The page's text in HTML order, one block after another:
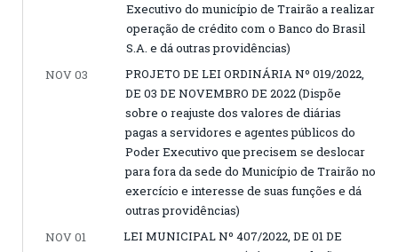
Executivo do município de Trairão a realizar
operação de crédito com o Banco do Brasil
S.A. e dá outras providências)
NOV 03
PROJETO DE LEI ORDINÁRIA Nº 019/2022,
DE 03 DE NOVEMBRO DE 2022 (Dispõe
sobre o reajuste dos valores de diárias
pagas a servidores e agentes públicos do
Poder Executivo que precisem se deslocar
para fora da sede do Município de Trairão no
exercício e interesse de suas funções e dá
outras providências)
NOV 01
LEI MUNICIPAL Nº 407/2022, DE 01 DE